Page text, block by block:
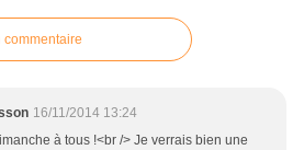
commentaire
16/11/2014 13:24
à tous !<br /> Je verrais bien une